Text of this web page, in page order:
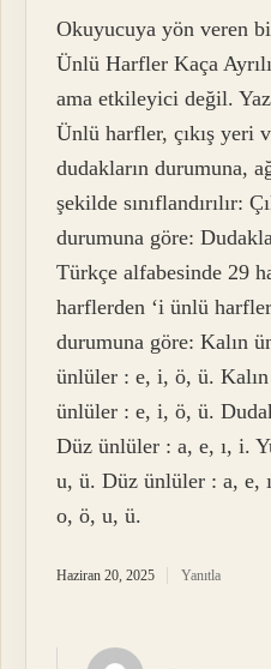
Okuyucuya yön veren
Ünlü Harfler Kaça
ama etkileyici değil.
Ünlü harfler, çıkış yeri
dudakların durumuna,
şekilde sınıflandırılır:
durumuna göre:
Türkçe alfabesinde 29
harflerden ‘i ünlü
durumuna göre: Kalın
ünlüler : e, i, ö, ü.
ünlüler : e, i, ö, ü.
Düz ünlüler : a, e, ı, i.
u, ü. Düz ünlüler : a, e,
o, ö, u, ü.
Haziran 20, 2025 Yanıtla